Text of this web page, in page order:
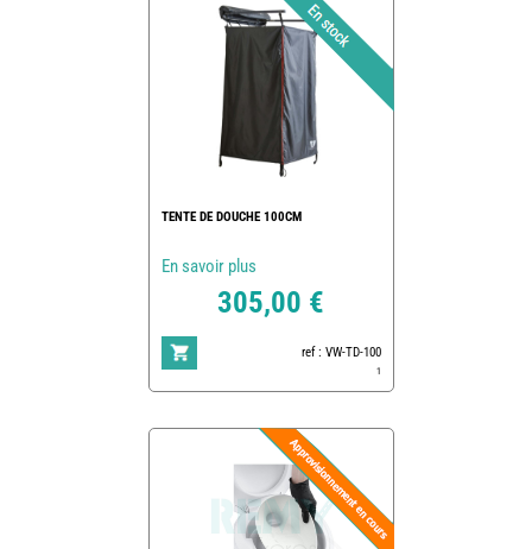
TENTE DE DOUCHE 100CM
En savoir plus
305,00 €
ref : VW-TD-100
1